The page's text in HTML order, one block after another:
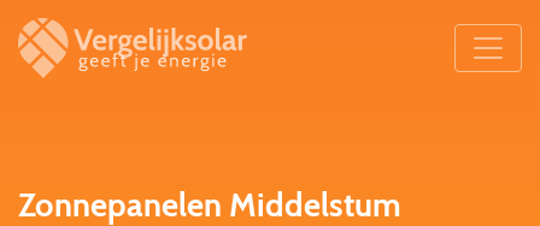
Zonnepanelen Middelstum